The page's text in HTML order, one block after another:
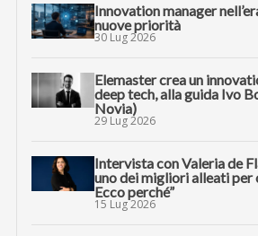
Innovation manager
nuove priorità
30 Lug 2026
Elemaster crea un
deep tech, alla guida Ivo
Novia)
29 Lug 2026
Intervista con Valeria de
uno dei migliori alleati per
Ecco perché”
15 Lug 2026